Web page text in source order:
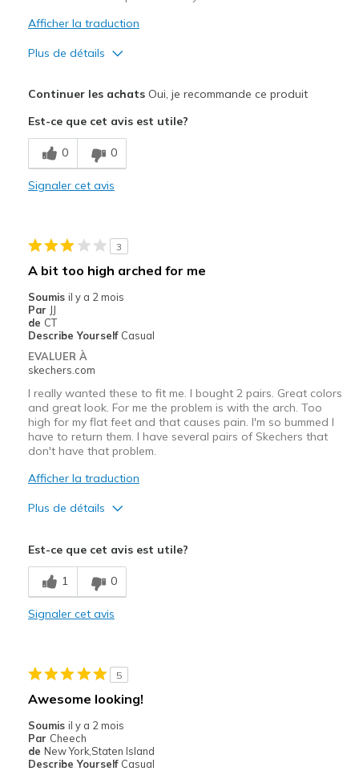
Afficher la traduction
Plus de détails
Les meilleures utilisations
Casual Wear
View On Shoes
I'm Really Into Shoes
Continuer les achatsOui, je recommande ce produit
Est-ce que cet avis est utile?
0 0
Signaler cet avis
3
A bit too high arched for me
Soumis il y a 2 mois
Par JJ
de CT
Describe Yourself Casual
EVALUER À
skechers.com
I really wanted these to fit me. I bought 2 pairs. Great colors
and great look. For me the problem is with the arch. Too
high for my flat feet and that causes pain. I'm so bummed I
have to return them. I have several pairs of Skechers that
don't have that problem.
Afficher la traduction
Plus de détails
Attractive Design
Stylish
Les meilleures utilisations
Casual Wear
Going Out
Est-ce que cet avis est utile?
1 0
Signaler cet avis
5
Awesome looking!
Soumis il y a 2 mois
Par Cheech
de New York,Staten Island
Describe Yourself Casual